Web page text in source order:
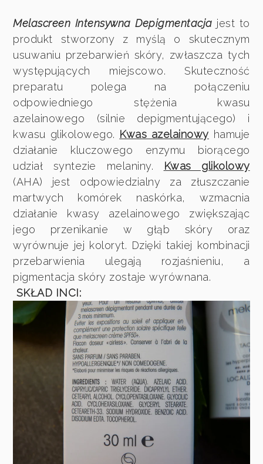
Melascreen Intensywna Depigmentacja jest to
produkt stworzony z myślą o skutecznym
usuwaniu przebarwień skóry, zwłaszcza tych
występujących miejscowo. Skuteczność
preparatu polega na połączeniu
odpowiedniego stężenia kwasu
azelainowego (silnie depigmentującego) i
kwasu glikolowego. Kwas azelainowy hamuje
działanie kluczowego enzymu biorącego
udział syntezie melaniny.
Kwas glikolowy
(AHA) jest odpowiedzialny za złuszczanie
martwych komórek naskórka, wzmacnia
działanie kwasy azelainowego zwiększając
jego przenikanie w głąb skóry oraz
wyrównuje jej koloryt. Dzięki takiej kombinacji
przebarwienia ulegają rozjaśnieniu, a
pigmentacja skóry zostaje wyrównana.
SKŁAD INCI: